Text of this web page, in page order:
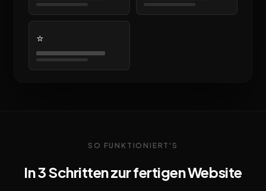
⭐
SO FUNKTIONIERT'S
In 3 Schritten zur fertigen Website